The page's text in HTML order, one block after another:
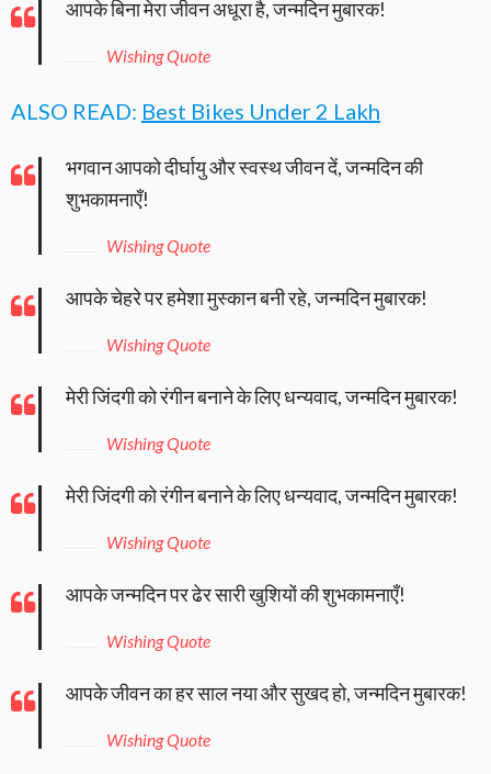
आपके बिना मेरा जीवन अधूरा है, जन्मदिन मुबारक!
Wishing Quote
ALSO READ: Best Bikes Under 2 Lakh
भगवान आपको दीर्घायु और स्वस्थ जीवन दें, जन्मदिन की
शुभकामनाएँ!
Wishing Quote
आपके चेहरे पर हमेशा मुस्कान बनी रहे, जन्मदिन मुबारक!
Wishing Quote
मेरी जिंदगी को रंगीन बनाने के लिए धन्यवाद, जन्मदिन मुबारक!
Wishing Quote
मेरी जिंदगी को रंगीन बनाने के लिए धन्यवाद, जन्मदिन मुबारक!
Wishing Quote
आपके जन्मदिन पर ढेर सारी खुशियों की शुभकामनाएँ!
Wishing Quote
आपके जीवन का हर साल नया और सुखद हो, जन्मदिन मुबारक!
Wishing Quote